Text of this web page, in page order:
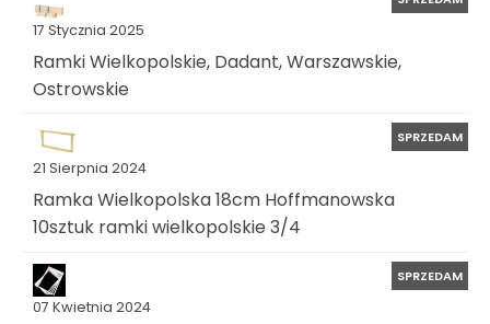
17 Stycznia 2025
Ramki Wielkopolskie, Dadant, Warszawskie,
Ostrowskie
21 Sierpnia 2024
SPRZEDAM
Ramka Wielkopolska 18cm Hoffmanowska
10sztuk ramki wielkopolskie 3/4
07 Kwietnia 2024
SPRZEDAM